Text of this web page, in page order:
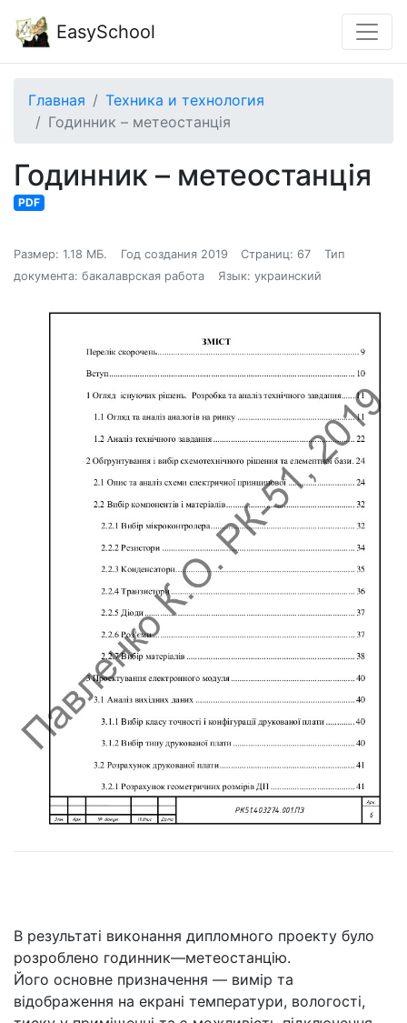
EasySchool
Главная
Техника и технология
Годинник – метеостанція
Годинник – метеостанція
PDF
Размер: 1.18 МБ. Год создания 2019 Страниц: 67
Тип
документа: бакалаврская работа
Язык: украинский
В результаті виконання дипломного проекту було
розроблено годинник—метеостанцію.
Його основне призначення — вимір та
відображення на екрані температури, вологості,